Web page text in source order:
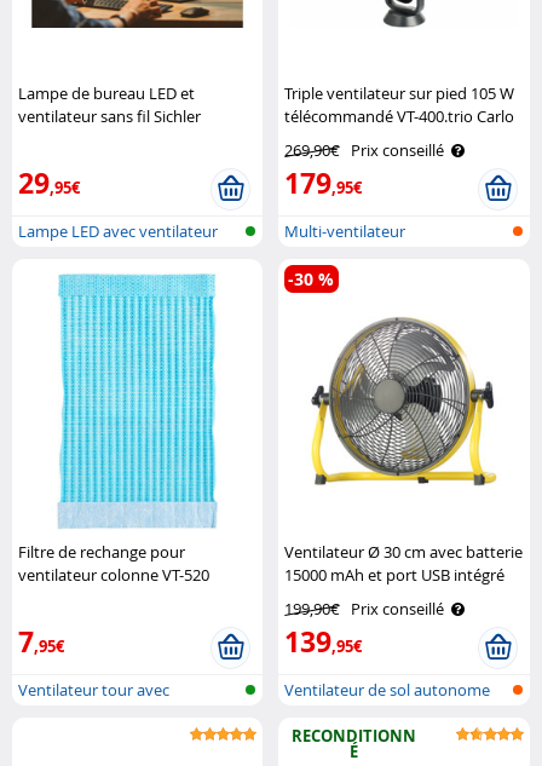
Lampe de bureau LED et
ventilateur sans fil Sichler
29,95€
Lampe LED avec ventilateur
Triple ventilateur sur pied 105 W
télécommandé VT-400.trio Carlo
269,90€ Prix conseillé
179,95€
Multi-ventilateur
Filtre de rechange pour
ventilateur colonne VT-520
7,95€
Ventilateur tour avec
Ventilateur Ø 30 cm avec batterie
15000 mAh et port USB intégré
Sichler Haushaltsgeräte
199,90€ Prix conseillé
139,95€
-30 %
Ventilateur de sol autonome
RECONDITIONN
É